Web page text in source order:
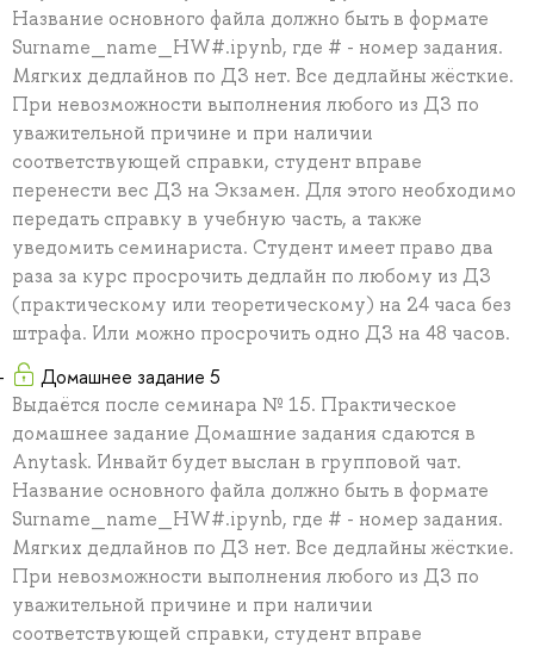
Название основного файла должно быть в формате
Surname_name_HW#.ipynb, где # - номер задания.
Мягких дедлайнов по ДЗ нет. Все дедлайны жёсткие.
При невозможности выполнения любого из ДЗ по
уважительной причине и при наличии
соответствующей справки, студент вправе
перенести вес ДЗ на Экзамен. Для этого необходимо
передать справку в учебную часть, а также
уведомить семинариста. Студент имеет право два
раза за курс просрочить дедлайн по любому из ДЗ
(практическому или теоретическому) на 24 часа без
штрафа. Или можно просрочить одно ДЗ на 48 часов.
Домашнее задание 5
Выдаётся после семинара № 15. Практическое
домашнее задание Домашние задания сдаются в
Anytask. Инвайт будет выслан в групповой чат.
Название основного файла должно быть в формате
Surname_name_HW#.ipynb, где # - номер задания.
Мягких дедлайнов по ДЗ нет. Все дедлайны жёсткие.
При невозможности выполнения любого из ДЗ по
уважительной причине и при наличии
соответствующей справки, студент вправе